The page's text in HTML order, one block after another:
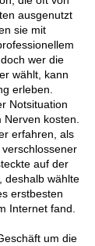
ausgenutzt
sie mit
wer die
wählt, kann
erleben.
Notsituation
kosten.
erfahren, als
auf der
deshalb wählte
erstbesten
Internet fand.
um die